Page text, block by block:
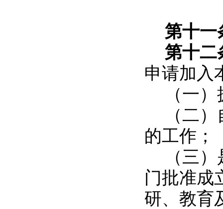
第十
第十
申请加入
（一
（二
的工作；
（三
门批准成
研、教育